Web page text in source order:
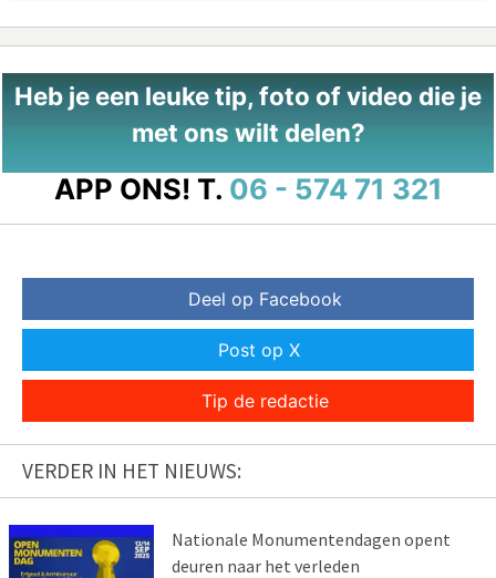
Heb je een leuke tip, foto of video die je
met ons wilt delen?
APP ONS! T. 06 - 574 71 321
Deel op Facebook
Post op X
Tip de redactie
VERDER IN HET NIEUWS:
Nationale Monumentendagen opent
deuren naar het verleden